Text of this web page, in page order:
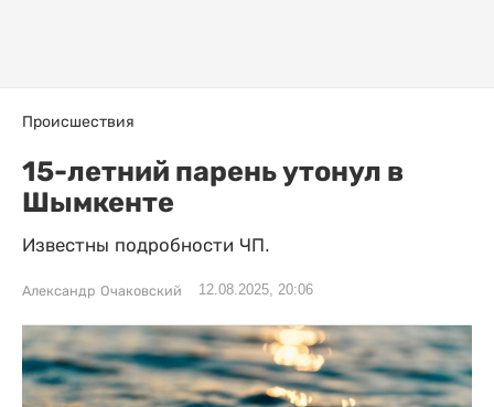
Происшествия
15-летний парень утонул в
Шымкенте
Известны подробности ЧП.
Александр Очаковский 12.08.2025, 20:06